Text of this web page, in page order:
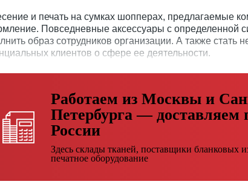
и печать на сумках шопперах, предлагаемые
Повседневные аксессуары с определенной
образ сотрудников организации. А также
клиентов о сфере ее деятельности.
Работаем из Москвы и
Петербурга — доставляем
России
Здесь склады тканей, поставщики бланковых
печатное оборудование